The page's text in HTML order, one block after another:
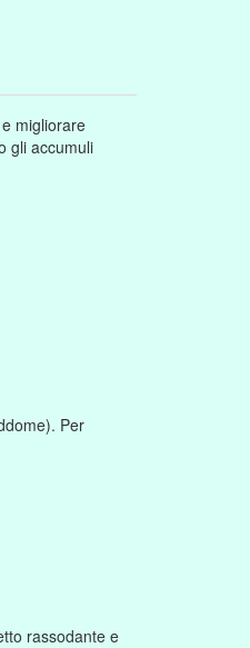
migliorare
gli accumuli
Per
rassodante e